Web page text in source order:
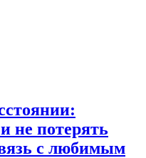
не потерять
с любимым